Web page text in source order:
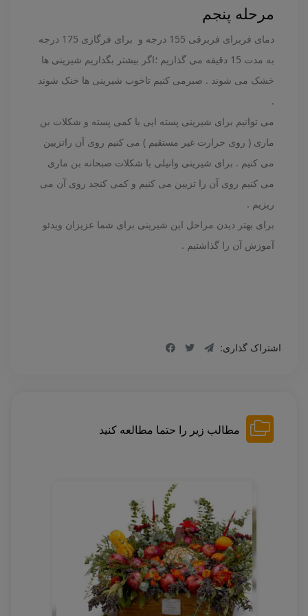
مرحله پنجم
دمای فربرای فربرقی 155 درجه و برای فرگازی 175 درجه
به مدت 15 دقیقه می گذاریم ؛اگر بیشتر بگذاریم شیرینی ها
خشک می شوند . صبرمی کنیم تاخوب شیرینی ها خنک شوند
.
می توانیم برای شیرینی پسته ایی با کمی پسته و شکلات بن
ماری ( روی حرارت غیر مستقیم ) می کنیم روی آن راتزیین
می کنیم . برای شیرینی وانیلی با شکلات صبحانه بن ماری
می کنیم روی آن را تزیین می کنیم و کمی کنجد روی آن می
ریزیم .
برای بهتر دیدن مراحل این شیرینی برای شما عزیزان ویدئو
آموزش آن را گذاشتیم .
اشتراک گذاری:
مطالب زیر را حتما مطالعه کنید